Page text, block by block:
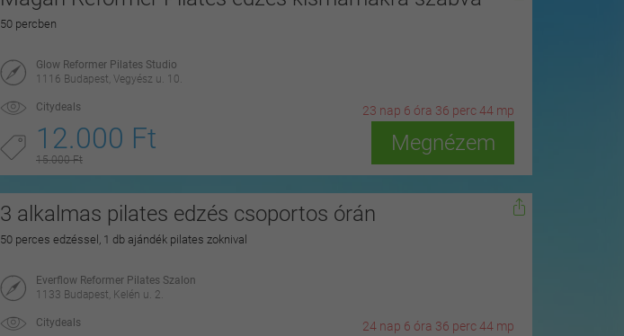
50 percben
Glow Reformer Pilates Studio
1116 Budapest, Vegyész u. 10.
Citydeals 23 nap 6 óra 36 perc42 mp
12.000 Ft
15.000 Ft
Megnézem
3 alkalmas pilates edzés csoportos órán
50 perces edzéssel, 1 db ajándék pilates zoknival
Everflow Reformer Pilates Szalon
1133 Budapest, Kelén u. 2.
Citydeals 24 nap 6 óra 36 perc42 mp